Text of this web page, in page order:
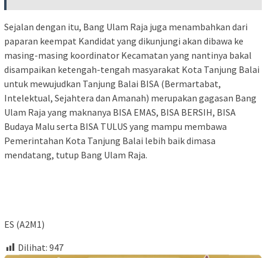
Sejalan dengan itu, Bang Ulam Raja juga menambahkan dari
paparan keempat Kandidat yang dikunjungi akan dibawa ke
masing-masing koordinator Kecamatan yang nantinya bakal
disampaikan ketengah-tengah masyarakat Kota Tanjung Balai
untuk mewujudkan Tanjung Balai BISA (Bermartabat,
Intelektual, Sejahtera dan Amanah) merupakan gagasan Bang
Ulam Raja yang maknanya BISA EMAS, BISA BERSIH, BISA
Budaya Malu serta BISA TULUS yang mampu membawa
Pemerintahan Kota Tanjung Balai lebih baik dimasa
mendatang, tutup Bang Ulam Raja.
ES (A2M1)
Dilihat: 947